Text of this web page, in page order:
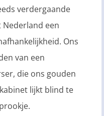
verdergaande
een
Ons
van een
die ons gouden
lijkt blind te